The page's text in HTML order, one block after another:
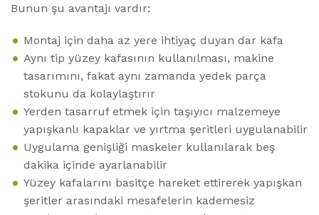
Bunun şu avantajı vardır:
Montaj için daha az yere ihtiyaç duyan dar kafa
Aynı tip yüzey kafasının kullanılması, makine
tasarımını, fakat aynı zamanda yedek parça
stokunu da kolaylaştırır
Yerden tasarruf etmek için taşıyıcı malzemeye
yapışkanlı kapaklar ve yırtma şeritleri uygulanabilir
Uygulama genişliği maskeler kullanılarak beş
dakika içinde ayarlanabilir
Yüzey kafalarını basitçe hareket ettirerek yapışkan
şeritler arasındaki mesafelerin kademesiz